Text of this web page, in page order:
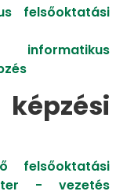
felsőoktatási
informatikus
felsőoktatási
- vezetés